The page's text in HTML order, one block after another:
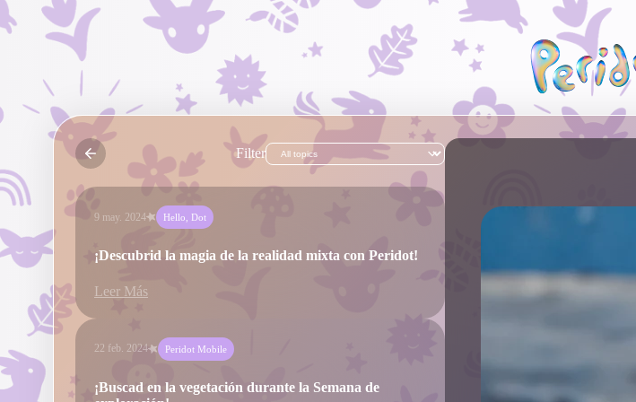
Filter
9 may. 2024 Hello, Dot
¡Descubrid la magia de la realidad mixta con Peridot!
Leer Más
22 feb. 2024 Peridot Mobile
¡Buscad en la vegetación durante la Semana de